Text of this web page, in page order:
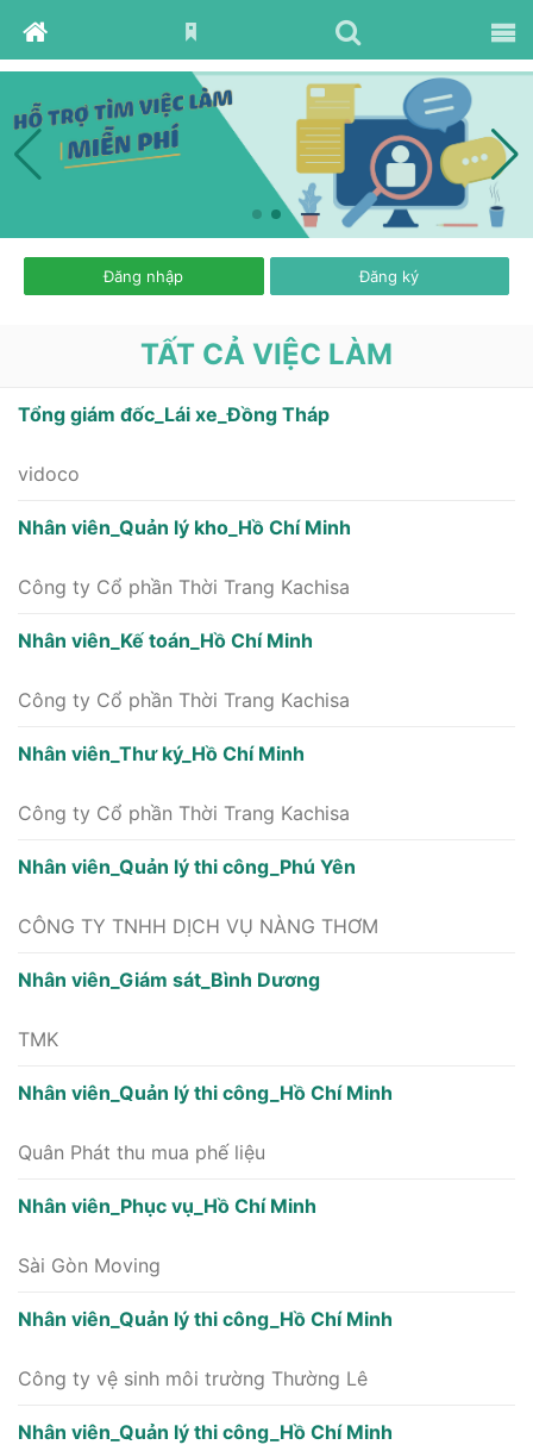
Đăng nhập Đăng ký
TẤT CẢ VIỆC LÀM
Tổng giám đốc_Lái xe_Đồng Tháp
vidoco
Nhân viên_Quản lý kho_Hồ Chí Minh
Công ty Cổ phần Thời Trang Kachisa
Nhân viên_Kế toán_Hồ Chí Minh
Công ty Cổ phần Thời Trang Kachisa
Nhân viên_Thư ký_Hồ Chí Minh
Công ty Cổ phần Thời Trang Kachisa
Nhân viên_Quản lý thi công_Phú Yên
CÔNG TY TNHH DỊCH VỤ NÀNG THƠM
Nhân viên_Giám sát_Bình Dương
TMK
Nhân viên_Quản lý thi công_Hồ Chí Minh
Quân Phát thu mua phế liệu
Nhân viên_Phục vụ_Hồ Chí Minh
Sài Gòn Moving
Nhân viên_Quản lý thi công_Hồ Chí Minh
Công ty vệ sinh môi trường Thường Lê
Nhân viên_Quản lý thi công_Hồ Chí Minh